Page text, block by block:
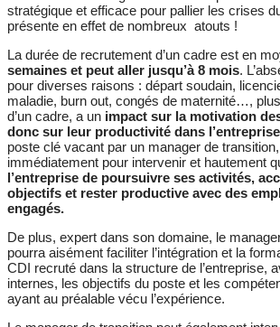
stratégique et efficace pour pallier les crises
présente en effet de nombreux atouts !
La durée de recrutement d’un cadre est en
semaines et peut aller jusqu’à 8 mois.
pour diverses raisons : départ soudain,
maladie, burn out, congés de maternité…,
d’un cadre, a un impact sur la motivation
donc sur leur productivité dans
poste clé vacant par un manager de
immédiatement pour intervenir et hautement
l’entreprise de poursuivre ses activités,
objectifs et rester productive avec des
engagés.
De plus, expert dans son domaine, le
pourra aisément faciliter l’intégration et la
CDI recruté dans la structure de l’entreprise,
internes, les objectifs du poste et les
ayant au préalable vécu l’expérience.